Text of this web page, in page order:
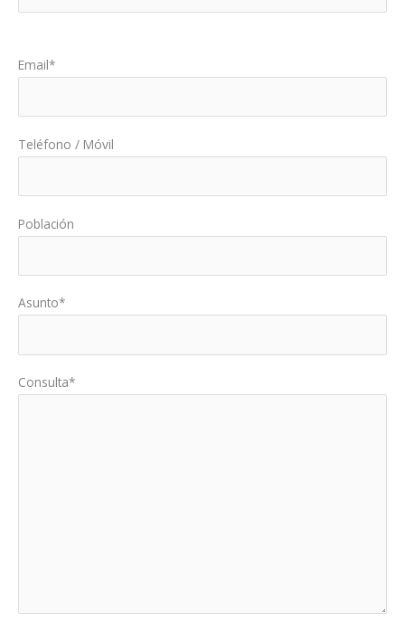
Email*
Teléfono / Móvil
Población
Asunto*
Consulta*